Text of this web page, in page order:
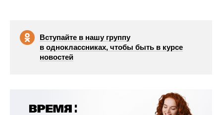
Вступайте в нашу группу
в одноклассниках, чтобы быть в курсе
новостей